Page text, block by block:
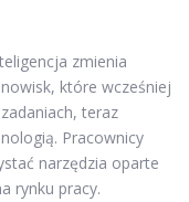
zmienia
które wcześniej
teraz
Pracownicy
narzędzia oparte
rynku pracy.